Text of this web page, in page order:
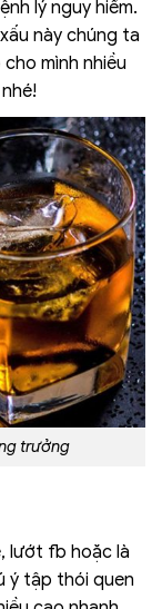
lý nguy hiểm.
này chúng ta
mình nhiều
trưởng
lướt fb hoặc là
ý tập thói quen